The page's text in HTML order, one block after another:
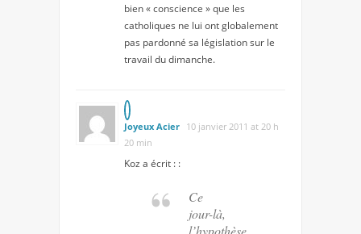
bien « conscience » que les
catholiques ne lui ont globalement
pas pardonné sa législation sur le
travail du dimanche.
Joyeux Acier 10 janvier 2011 at 20 h
20 min
Koz a écrit : :
Ce
jour-là,
l’hypothèse